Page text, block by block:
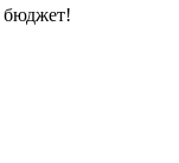
бюджет!